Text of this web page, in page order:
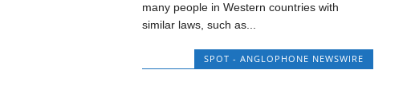
many people in Western countries with
similar laws, such as...
SPOT - ANGLOPHONE NEWSWIRE